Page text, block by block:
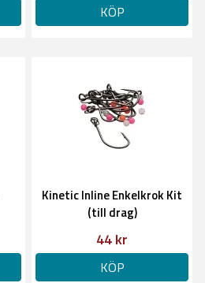
KÖP
Kinetic Inline Enkelkrok Kit
(till drag)
44 kr
KÖP